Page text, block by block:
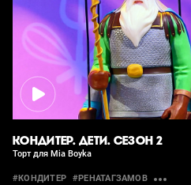
КОНДИТЕР. ДЕТИ. СЕЗОН 2
Торт для Mia Boyka
#КОНДИТЕР #РЕНАТАГЗАМОВ